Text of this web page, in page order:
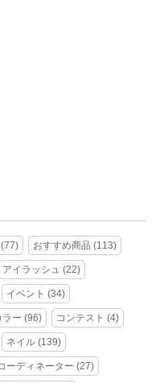
(77) おすすめ商品 (113)
アイラッシュ (22)
イベント (34)
ラー (96) コンテスト (4)
ネイル (139)
ーディネーター (27)